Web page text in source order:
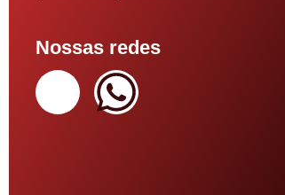
Nossas redes